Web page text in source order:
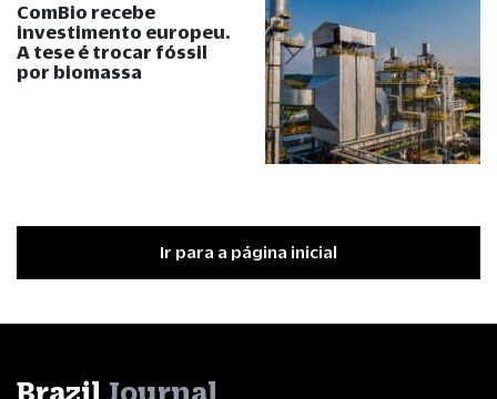
ComBio recebe
investimento europeu.
A tese é trocar fóssil
por biomassa
Ir para a página inicial
Brazil Journal